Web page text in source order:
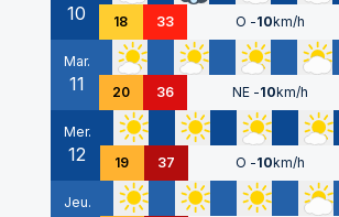
10 18 33 O -10km/h
Mar.
11 20 36 NE -10km/h
Mer.
12 19 37 O -10km/h
Jeu.